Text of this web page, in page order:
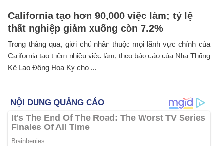
California tạo hơn 90,000 việc làm; tỷ lệ
thất nghiệp giảm xuống còn 7.2%
Trong tháng qua, giới chủ nhân thuộc mọi lãnh vực chính của
California tạo thêm nhiều việc làm, theo báo cáo của Nha Thống
Kê Lao Động Hoa Kỳ cho ...